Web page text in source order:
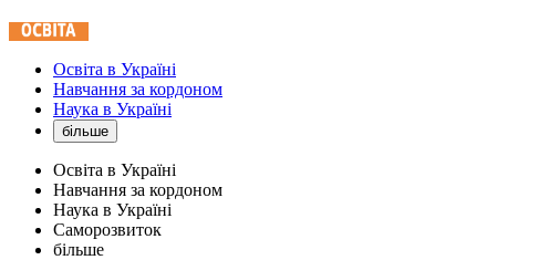
Освіта в Україні
Навчання за кордоном
Наука в Україні
більше
Освіта в Україні
Навчання за кордоном
Наука в Україні
Саморозвиток
більше